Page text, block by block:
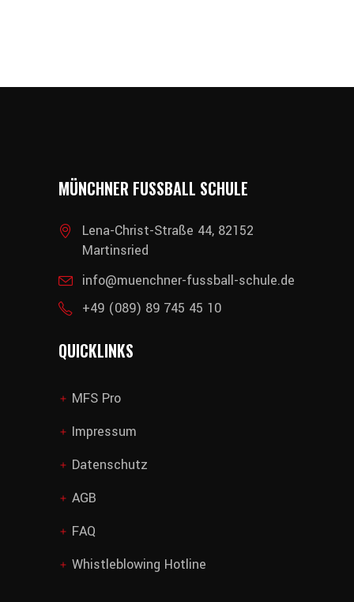
MÜNCHNER FUSSBALL SCHULE
Lena-Christ-Straße 44, 82152
Martinsried
info@muenchner-fussball-schule.de
+49 (089) 89 745 45 10
QUICKLINKS
add MFS Pro
add Impressum
add Datenschutz
add AGB
add FAQ
add Whistleblowing Hotline